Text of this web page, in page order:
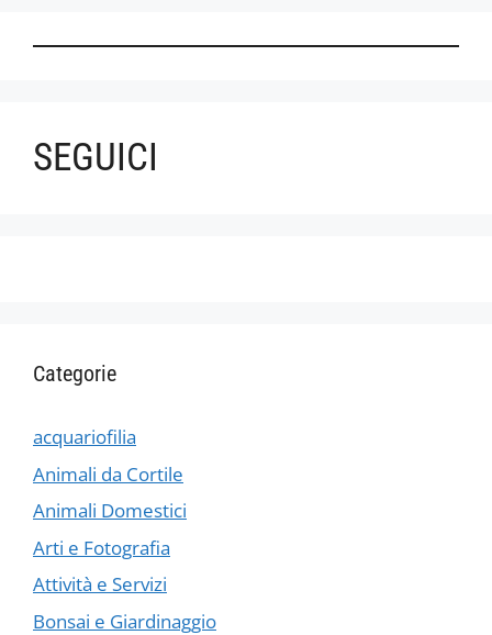
SEGUICI
Categorie
acquariofilia
Animali da Cortile
Animali Domestici
Arti e Fotografia
Attività e Servizi
Bonsai e Giardinaggio